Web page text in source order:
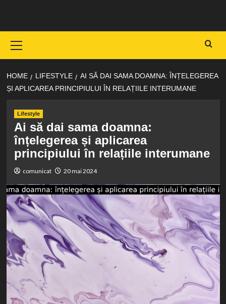
content
Menu
HOME LIFESTYLE
AI SĂ DAI SAMA DOAMNA: ÎNȚELEGEREA
ȘI APLICAREA PRINCIPIULUI ÎN RELAȚIILE INTERUMANE
Lifestyle
Ai să dai sama doamna:
înțelegerea și aplicarea
principiului în relațiile interumane
comunicat 20 mai 2024